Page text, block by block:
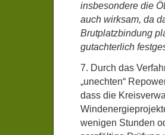
insbesondere die
auch wirksam, da
Brutplatzbindung
gutachterlich
7. Durch das
„unechten“
dass die
wenigen Stunden